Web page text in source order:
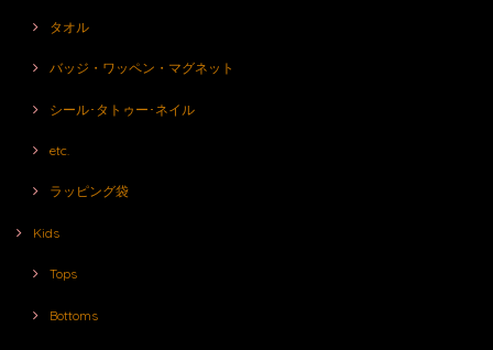
タオル
バッジ・ワッペン・マグネット
シール･タトゥー･ネイル
etc.
ラッピング袋
Kids
Tops
Bottoms